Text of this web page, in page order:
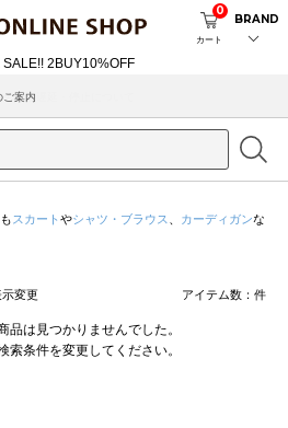
カート
0
BRAND
案内
スカート やシャツ・ブラウス カーディガンな
示変更 アイテム数： 件
品は見つかりませんでした。
索条件を変更してください。